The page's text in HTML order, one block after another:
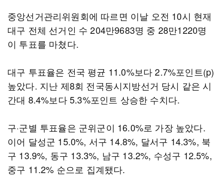
중앙선거관리위원회에 따르면 이날 오전 10시 현재
대구 전체 선거인 수 204만9683명 중 28만1220명
이 투표를 마쳤다.
대구 투표율은 전국 평균 11.0%보다 2.7%포인트(p)
높았다. 지난 제8회 전국동시지방선거 당시 같은 시
간대 8.4%보다 5.3%포인트 상승한 수치다.
구·군별 투표율은 군위군이 16.0%로 가장 높았다.
이어 달성군 15.0%, 서구 14.8%, 달서구 14.3%, 북
구 13.9%, 동구 13.3%, 남구 13.2%, 수성구 12.5%,
중구 11.2% 순으로 집계됐다.